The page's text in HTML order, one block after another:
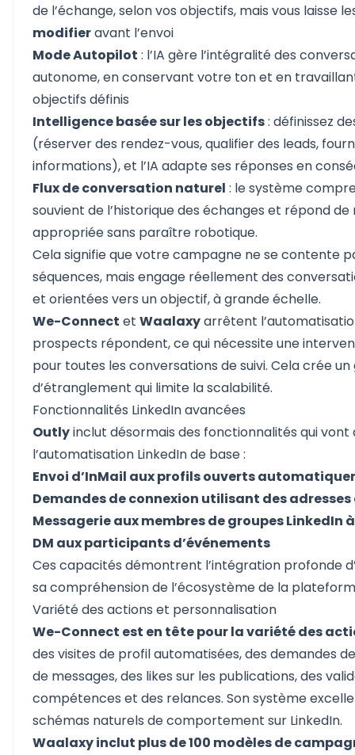
de l’échange, selon vos objectifs, mais vous laisse
modifieravant l’envoi
Mode Autopilot : l’IA gère l’intégralité des
autonome, en conservant votre ton et en
objectifs définis
Intelligence basée sur les objectifs: définissez
(réserver des rendez-vous, qualifier des leads,
informations), et l’IA adapte ses réponses en
Flux de conversation naturel : le système
souvient de l’historique des échanges et répond
appropriée sans paraître robotique.
Cela signifie que votre campagne ne se contente
séquences, mais engage réellement des
et orientées vers un objectif, à grande échelle.
We-Connect et Waalaxyarrêtent
prospects répondent, ce qui nécessite une
pour toutes les conversations de suivi. Cela crée
d’étranglement qui limite la scalabilité.
Fonctionnalités LinkedIn avancées
Outlyinclut désormais des fonctionnalités qui vont
l’automatisation LinkedIn de base :
Envoi d’InMail aux profils ouverts
Demandes de connexion utilisant des
Messagerie aux membres de groupes LinkedIn
DM aux participants d’événements
Ces capacités démontrent l’intégration profonde
sa compréhension de l’écosystème de la
Variété des actions et personnalisation
We-Connect est en tête pour la variété des
des visites de profil automatisées, des demandes
de messages, des likes sur les publications, des
compétences et des relances. Son système
schémas naturels de comportement sur LinkedIn.
Waalaxy inclut plus de 100 modèles de